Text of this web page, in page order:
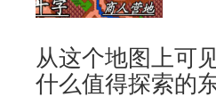
从这个地图上可
什么值得探索的东